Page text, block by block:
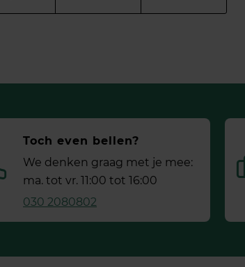
Toch even bellen?
We denken graag met je mee:
ma. tot vr. 11:00 tot 16:00
030 2080802